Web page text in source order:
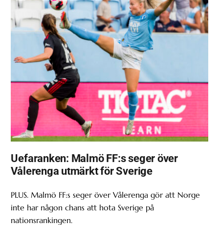
Uefaranken: Malmö FF:s seger över
Vålerenga utmärkt för Sverige
PLUS. Malmö FF:s seger över Vålerenga gör att Norge
inte har någon chans att hota Sverige på
nationsrankingen.